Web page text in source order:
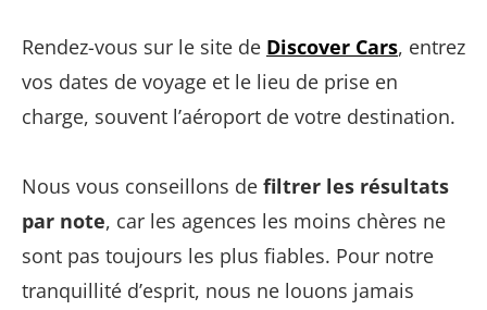
Rendez-vous sur le site de Discover Cars, entrez
vos dates de voyage et le lieu de prise en
charge, souvent l’aéroport de votre destination.
Nous vous conseillons de filtrer les résultats
par note, car les agences les moins chères ne
sont pas toujours les plus fiables. Pour notre
tranquillité d’esprit, nous ne louons jamais